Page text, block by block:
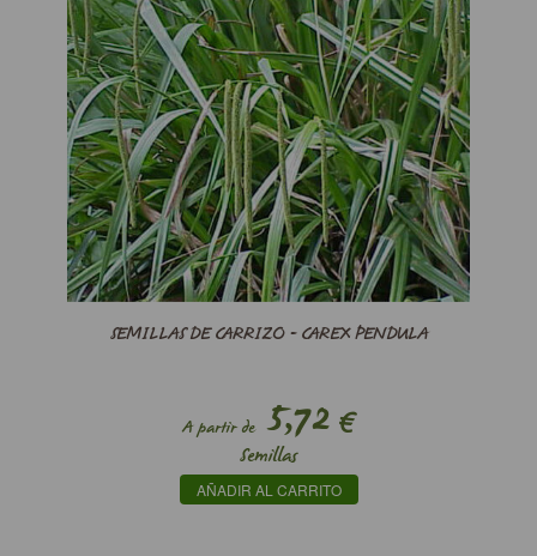
SEMILLAS DE CARRIZO - CAREX PENDULA
A partir de5,72 €
Semillas
AÑADIR AL CARRITO